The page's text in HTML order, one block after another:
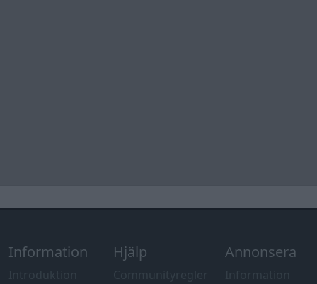
Information Hjälp Annonsera